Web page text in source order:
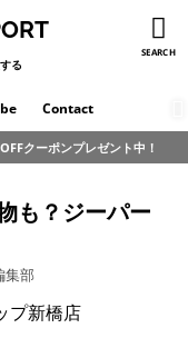
SEARCH
る
Contact
クーポンプレゼント中！
も？ジーパー
集部